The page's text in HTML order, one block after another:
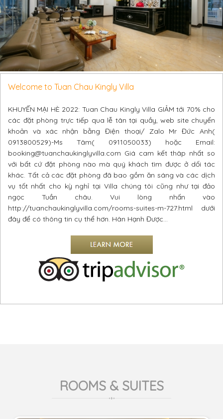
Welcome to Tuan Chau Kingly Villa
KHUYẾN MẠI HÈ 2022: Tuan Chau Kingly Villa GIẢM tới 70% cho
các đặt phòng trực tiếp qua lễ tân tại quầy, web site chuyển
khoản và xác nhận bằng Điện thoại/ Zalo Mr Đức Anh(
0913800529)-Ms Tâm( 0911050033) hoặc Email:
booking@tuanchaukinglyvilla.com Giá cam kết thâp nhất so
với bất cứ đặt phòng nào mà quý khách tìm được ở dối tác
khác. Tất cả các đặt phòng đã bao gồm ăn sáng và các dịch
vụ tốt nhất cho kỳ nghỉ tại Villa chúng tôi cũng như tại đảo
ngọc Tuần châu. Vui lòng nhấn vào
http://tuanchaukinglyvilla.com/rooms-suites-m-727.html dưới
đây để có thông tin cụ thể hơn. Hân Hạnh Được...
ROOMS & SUITES